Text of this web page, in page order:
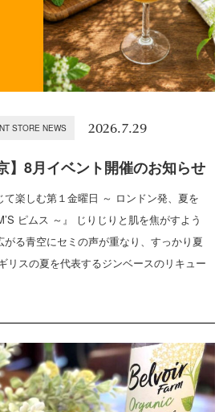
STORE NEWS 2026.7.29
】8月イベント開催のお知らせ
て楽しむ第１金曜日 ～ ロンドン発、夏を
ピムス ～』 じりじりと肌を焦がすよう
る青空にセミの声が重なり、すっかり夏
リスの夏を代表するジンベースのリキュー